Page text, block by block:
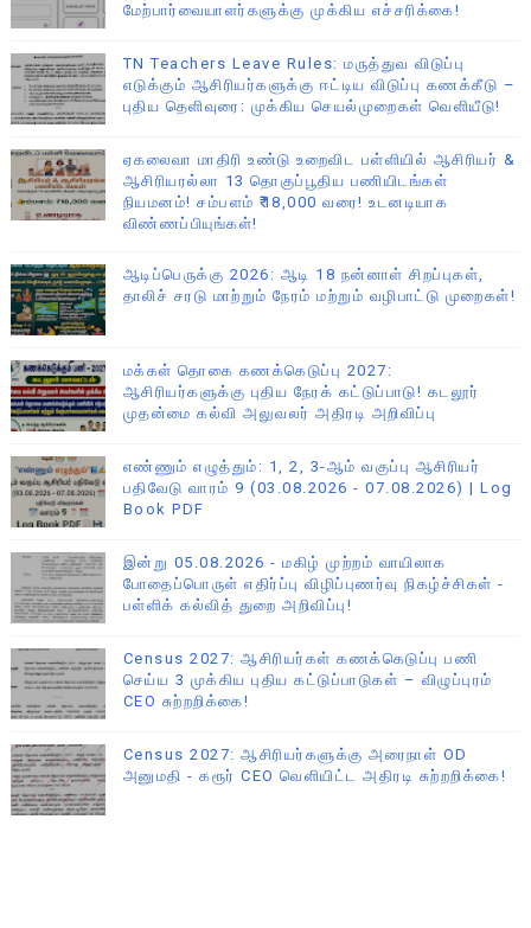
மேற்பார்வையாளர்களுக்கு முக்கிய எச்சரிக்கை!
TN Teachers Leave Rules: மருத்துவ விடுப்பு
எடுக்கும் ஆசிரியர்களுக்கு ஈட்டிய விடுப்பு கணக்கீடு –
புதிய தெளிவுரை: முக்கிய செயல்முறைகள் வெளியீடு!
ஏகலைவா மாதிரி உண்டு உறைவிட பள்ளியில் ஆசிரியர் &
ஆசிரியரல்லா 13 தொகுப்பூதிய பணியிடங்கள்
நியமனம்! சம்பளம் ₹18,000 வரை! உடனடியாக
விண்ணப்பியுங்கள்!
ஆடிப்பெருக்கு 2026: ஆடி 18 நன்னாள் சிறப்புகள்,
தாலிச் சரடு மாற்றும் நேரம் மற்றும் வழிபாட்டு முறைகள்!
மக்கள் தொகை கணக்கெடுப்பு 2027:
ஆசிரியர்களுக்கு புதிய நேரக் கட்டுப்பாடு! கடலூர்
முதன்மை கல்வி அலுவலர் அதிரடி அறிவிப்பு
எண்ணும் எழுத்தும்: 1, 2, 3-ஆம் வகுப்பு ஆசிரியர்
பதிவேடு வாரம் 9 (03.08.2026 - 07.08.2026) | Log
Book PDF
இன்று 05.08.2026 - மகிழ் முற்றம் வாயிலாக
போதைப்பொருள் எதிர்ப்பு விழிப்புணர்வு நிகழ்ச்சிகள் -
பள்ளிக் கல்வித் துறை அறிவிப்பு!
Census 2027: ஆசிரியர்கள் கணக்கெடுப்பு பணி
செய்ய 3 முக்கிய புதிய கட்டுப்பாடுகள் – விழுப்புரம்
CEO சுற்றறிக்கை!
Census 2027: ஆசிரியர்களுக்கு அரைநாள் OD
அனுமதி - கரூர் CEO வெளியிட்ட அதிரடி சுற்றறிக்கை!